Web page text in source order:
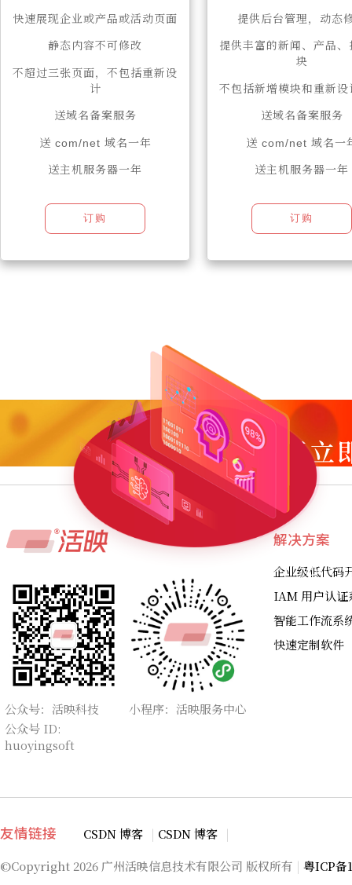
快速展现企业或产品或活动页面
静态内容不可修改
不超过三张页面，不包括重新设
计
送域名备案服务
送 com/net 域名一年
送主机服务器一年
订购
提供后台管理，动态
提供丰富的新闻、产品、
块
不包括新增模块和重新设
送域名备案服务
送 com/net 域名一
送主机服务器一年
订购
现正立
免费上门或线上产品演示 专
公众号：活映科技
小程序：活映服务中心
公众号 ID:
huoyingsoft
解决方案
企业级低代码
IAM 用户认证
智能工作流系
快速定制软件
友情链接 CSDN 博客 | CSDN 博客 |
©Copyright 2026 广州活映信息技术有限公司 版权所有 | 粤ICP备